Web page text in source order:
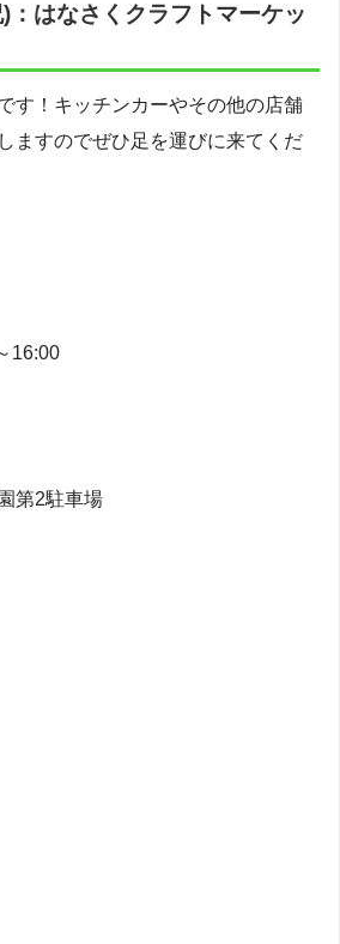
：はなさくクラフトマーケッ
す！キッチンカーやその他の店舗
ますのでぜひ足を運びに来てくだ
16:00
第2駐車場